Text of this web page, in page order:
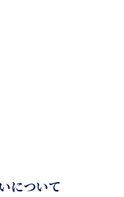
について